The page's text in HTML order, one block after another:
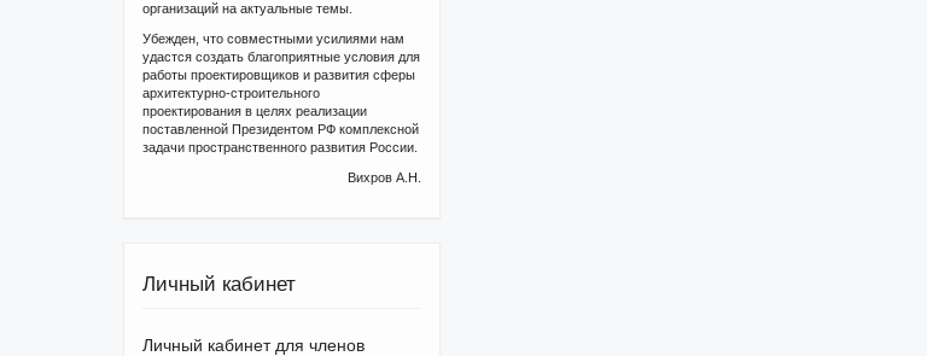
организаций на актуальные темы.
Убежден, что совместными усилиями нам
удастся создать благоприятные условия для
работы проектировщиков и развития сферы
архитектурно-строительного
проектирования в целях реализации
поставленной Президентом РФ комплексной
задачи пространственного развития России.
Вихров А.Н.
Личный кабинет
Личный кабинет для членов